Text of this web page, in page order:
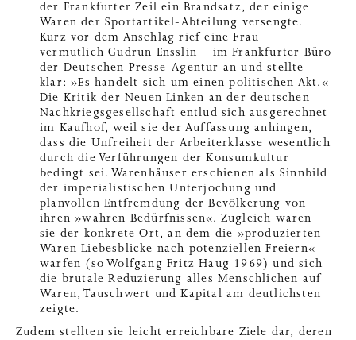
der Frankfurter Zeil ein Brandsatz, der einige
Waren der Sportartikel-Abteilung versengte.
Kurz vor dem Anschlag rief eine Frau –
vermutlich Gudrun Ensslin – im Frankfurter Büro
der Deutschen Presse-Agentur an und stellte
klar: »Es handelt sich um einen politischen Akt.«
Die Kritik der Neuen Linken an der deutschen
Nachkriegsgesellschaft entlud sich ausgerechnet
im Kaufhof, weil sie der Auffassung anhingen,
dass die Unfreiheit der Arbeiterklasse wesentlich
durch die Verführungen der Konsumkultur
bedingt sei. Warenhäuser erschienen als Sinnbild
der imperialistischen Unterjochung und
planvollen Entfremdung der Bevölkerung von
ihren »wahren Bedürfnissen«. Zugleich waren
sie der konkrete Ort, an dem die »produzierten
Waren Liebesblicke nach potenziellen Freiern«
warfen (so Wolfgang Fritz Haug 1969) und sich
die brutale Reduzierung alles Menschlichen auf
Waren, Tauschwert und Kapital am deutlichsten
zeigte.
Zudem stellten sie leicht erreichbare Ziele dar, deren